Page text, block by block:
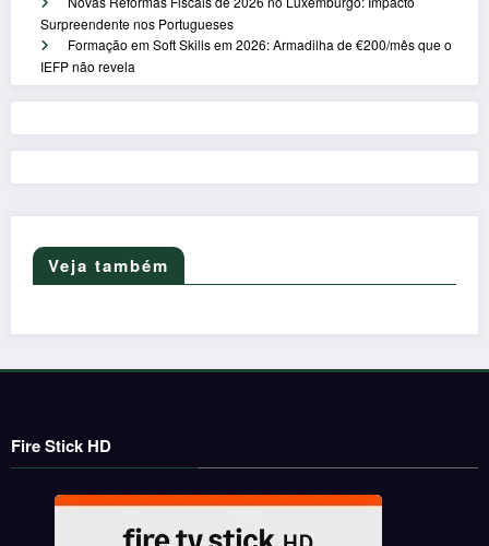
Surpreendente nos Portugueses
Formação em Soft Skills em 2026: Armadilha de €200/mês que o
IEFP não revela
Veja também
Fire Stick HD